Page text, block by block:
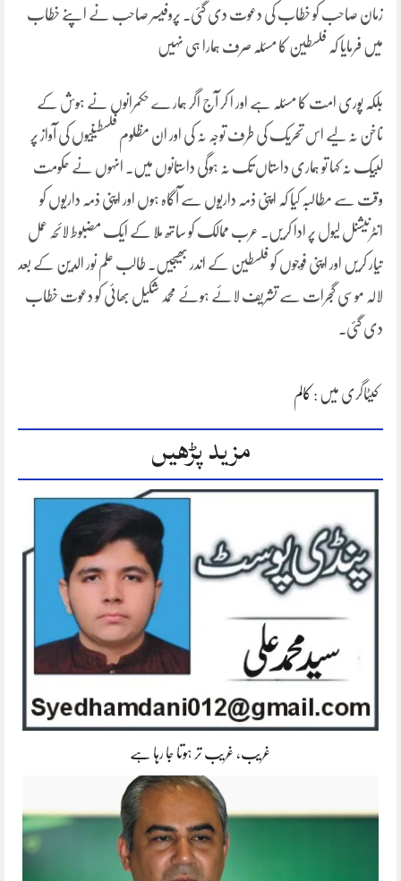
زمان صاحب کو خطاب کی دعوت دی گئی۔ پروفیسر صاحب نے اپنے خطاب
میں فرمایا کہ فلسطین کا مسئلہ صرف ہمارا ہی نہیں
بلکہ پوری امت کا مسئلہ ہے اور ا کر آج اگر ہمار ے حکمرانوں نے ہوش کے
ناخن نہ لیے اس تحریک کی طرف توجہ نہ کی اور ان مظلوم فلسطینیوں کی آواز پر
لبیک نہ کہا تو ہماری داستاں تک نہ ہوگی داستانوں میں۔ انہوں نے حکومت
وقت سے مطالبہ کیا کہ اپنی ذمہ داریوں سے آگاہ ہوں اور اپنی ذمہ داریوں کو
انٹرنیشنل لیول پر ادا کریں۔ عرب ممالک کو ساتھ ملا کے ایک مضبوط لائحہ عمل
تیار کریں اور اپنی فوجوں کو فلسطین کے اندر بھیجیں۔ طالب علم نور الدین کے بعد
لالہ موسی گجرات سے تشریف لائے ہوئے محمد شکیل بھائی کو دعوت خطاب
دی گئی۔
کیٹاگری میں : کالم
مزید پڑھیں
غریب، غریب تر ہوتا جا رہا ہے